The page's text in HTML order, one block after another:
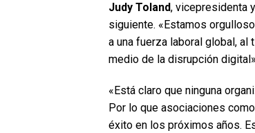
Judy Toland, vicepresidenta
siguiente. «Estamos
a una fuerza laboral global,
medio de la disrupción
«Está claro que ninguna
Por lo que asociaciones
éxito en los próximos años.